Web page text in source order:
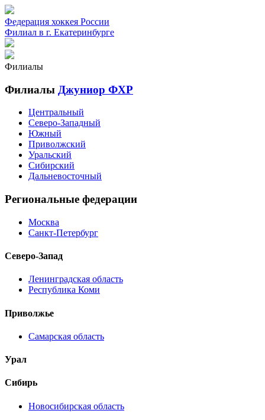
Федерация хоккея России
Филиал в г. Екатеринбурге
Филиалы
Филиалы Джуниор ФХР
Центральный
Северо-Западный
Южный
Приволжский
Уральский
Сибирский
Дальневосточный
Региональные федерации
Москва
Санкт-Петербург
Северо-Запад
Ленинградская область
Республика Коми
Приволжье
Самарская область
Урал
Сибирь
Новосибирская область